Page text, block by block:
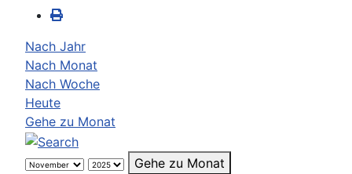
Nach Jahr
Nach Monat
Nach Woche
Heute
Gehe zu Monat
Gehe zu Monat